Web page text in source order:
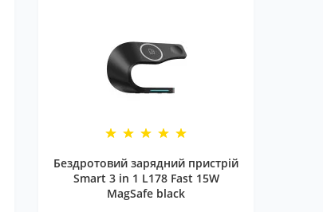
Бездротовий зарядний пристрій
Smart 3 in 1 L178 Fast 15W
MagSafe black